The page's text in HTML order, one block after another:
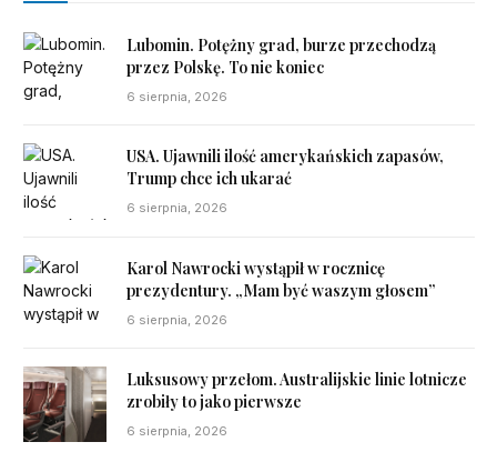
Lubomin. Potężny grad, burze przechodzą
przez Polskę. To nie koniec
6 sierpnia, 2026
USA. Ujawnili ilość amerykańskich zapasów,
Trump chce ich ukarać
6 sierpnia, 2026
Karol Nawrocki wystąpił w rocznicę
prezydentury. „Mam być waszym głosem”
6 sierpnia, 2026
Luksusowy przełom. Australijskie linie lotnicze
zrobiły to jako pierwsze
6 sierpnia, 2026